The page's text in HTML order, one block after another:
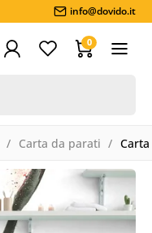
info@dovido.it
0
Carta da parati